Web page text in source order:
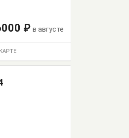
₽ в августе